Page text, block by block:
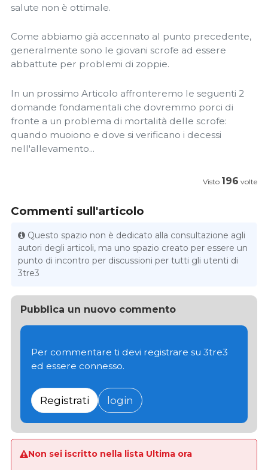
salute non è ottimale.
Come abbiamo già accennato al punto precedente,
generalmente sono le giovani scrofe ad essere
abbattute per problemi di zoppie.
In un prossimo Articolo affronteremo le seguenti 2
domande fondamentali che dovremmo porci di
fronte a un problema di mortalità delle scrofe:
quando muoiono e dove si verificano i decessi
nell'allevamento...
Visto 196 volte
Commenti sull'articolo
Questo spazio non è dedicato alla consultazione agli
autori degli articoli, ma uno spazio creato per essere un
punto di incontro per discussioni per tutti gli utenti di
3tre3
Pubblica un nuovo commento
Per commentare ti devi registrare su 3tre3
ed essere connesso.
Registrati login
Non sei iscritto nella lista Ultima ora